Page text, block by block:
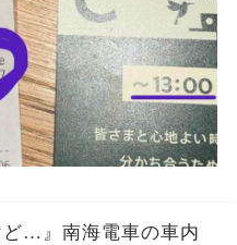
ど…』南海電車の車内